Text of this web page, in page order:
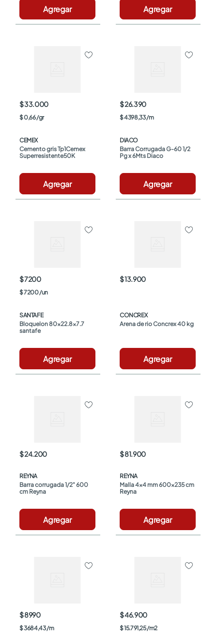
Agregar Agregar
$ 33.000
$0,66/gr
CEMEX
Cemento gris Tp1Cemex
Superresistente50K
Agregar
$ 26.390
$4398,33/m
DIACO
Barra Corrugada G-60 1/2
Pg x 6Mts Diaco
Agregar
$ 7200
$7200/un
SANTAFE
Bloquelon 80x22.8x7.7
santafe
Agregar
$ 13.900
CONCREX
Arena de rio Concrex 40 kg
Agregar
$ 24.200
REYNA
Barra corrugada 1/2" 600
cm Reyna
Agregar
$ 81.900
REYNA
Malla 4x4 mm 600x235 cm
Reyna
Agregar
$ 8990
$3684,43/m
$ 46.900
$15.791,25/m2